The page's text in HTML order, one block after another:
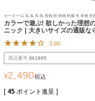
セーター LL 3L 4L 5L 6L 長袖 秋 秋物 秋服 冬 冬物
カラーで遊ぶ! 欲しかった理想
ニック | 大きいサイズの通販な
3.86
商品番号 861895
¥2,490税込
[ 45 ポイント進呈 ]